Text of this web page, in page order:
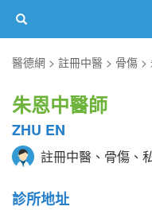
醫德網
註冊中醫 骨傷
朱恩中醫師
ZHU EN
註冊中醫、骨傷、
診所地址